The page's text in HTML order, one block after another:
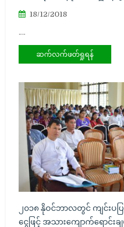
18/12/2018
.…
ဆက်လက်ဖတ်ရှုရန်
၂၀၁၈ နိုဝင်ဘာလတွင် ကျင်းပ
ငွေဖြင့် အသားကျောက်ရောင်းခ